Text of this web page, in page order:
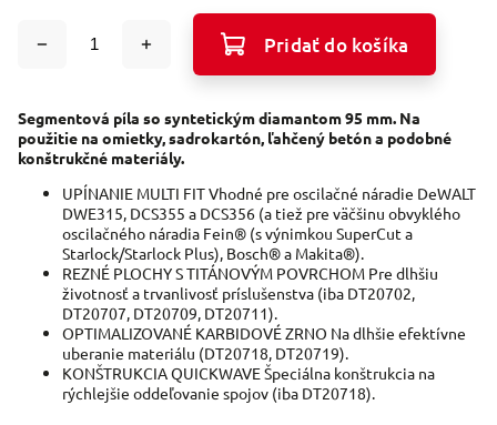
Pridať do košíka
Segmentová píla so syntetickým diamantom 95 mm. Na
použitie na omietky, sadrokartón, ľahčený betón a podobné
konštrukčné materiály.
UPÍNANIE MULTI FIT Vhodné pre oscilačné náradie DeWALT
DWE315, DCS355 a DCS356 (a tiež pre väčšinu obvyklého
oscilačného náradia Fein® (s výnimkou SuperCut a
Starlock/Starlock Plus), Bosch® a Makita®).
REZNÉ PLOCHY S TITÁNOVÝM POVRCHOM Pre dlhšiu
životnosť a trvanlivosť príslušenstva (iba DT20702,
DT20707, DT20709, DT20711).
OPTIMALIZOVANÉ KARBIDOVÉ ZRNO Na dlhšie efektívne
uberanie materiálu (DT20718, DT20719).
KONŠTRUKCIA QUICKWAVE Špeciálna konštrukcia na
rýchlejšie oddeľovanie spojov (iba DT20718).